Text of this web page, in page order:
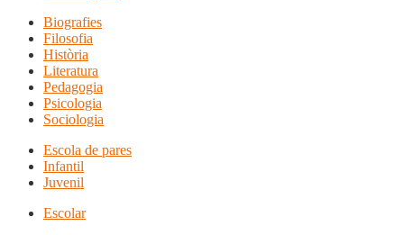
Biografies
Filosofia
Història
Literatura
Pedagogia
Psicologia
Sociologia
Escola de pares
Infantil
Juvenil
Escolar